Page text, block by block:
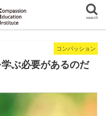
search
コンパッション
ぶ必要があるのだ